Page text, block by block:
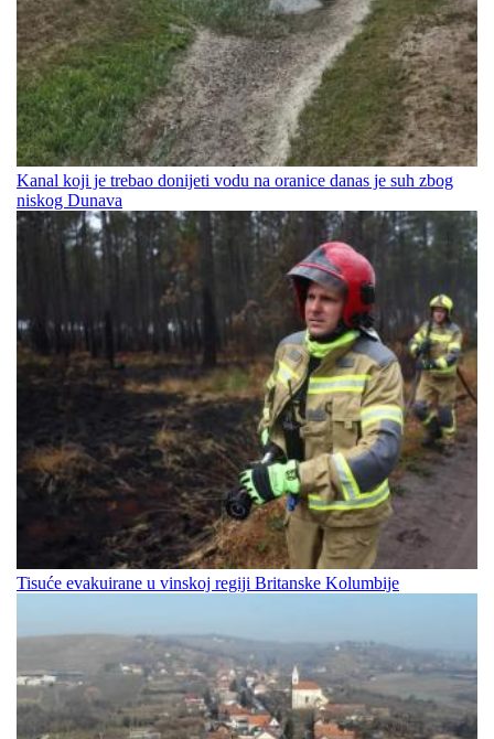
Kanal koji je trebao donijeti vodu na oranice danas je suh zbog
niskog Dunava
Tisuće evakuirane u vinskoj regiji Britanske Kolumbije